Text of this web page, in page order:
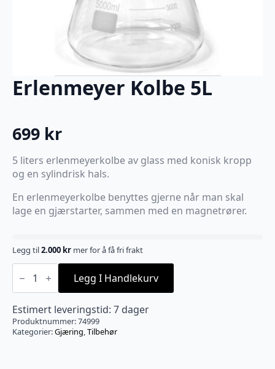
Erlenmeyer Kolbe 5L
699 kr
5 liters erlenmeyerkolbe av glass med konisk kropp
og en sylindrisk hals.
En erlenmeyerkolbe benyttes gjerne når man skal
lage en gjærstarter, sammen med en magnetrører.
Legg til2.000 kr mer for å få fri frakt
Erlenmeyer
Kolbe
antall
Legg I Handlekurv
Estimert leveringstid: 7 dager
Produktnummer:74999
Kategorier:Gjæring,Tilbehør